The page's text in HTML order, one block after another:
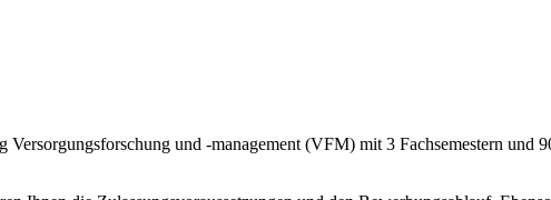
und -management (VFM) mit 3 Fachsemestern